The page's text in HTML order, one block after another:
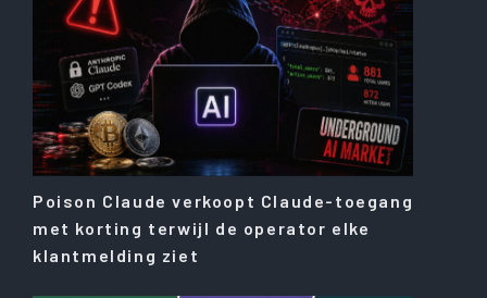
Poison Claude verkoopt Claude-toegang
met korting terwijl de operator elke
klantmelding ziet